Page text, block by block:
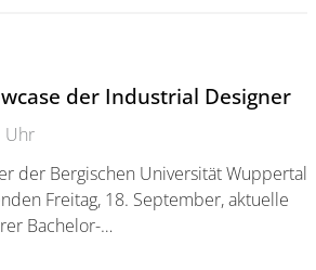
der Industrial Designer
Uhr
der Bergischen Universität Wuppertal
Freitag, 18. September, aktuelle
Bachelor-…
der Industrial Designer